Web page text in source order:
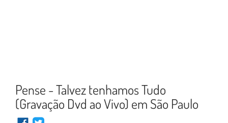
Pense - Talvez tenhamos Tudo
(Gravação Dvd ao Vivo) em São Paulo